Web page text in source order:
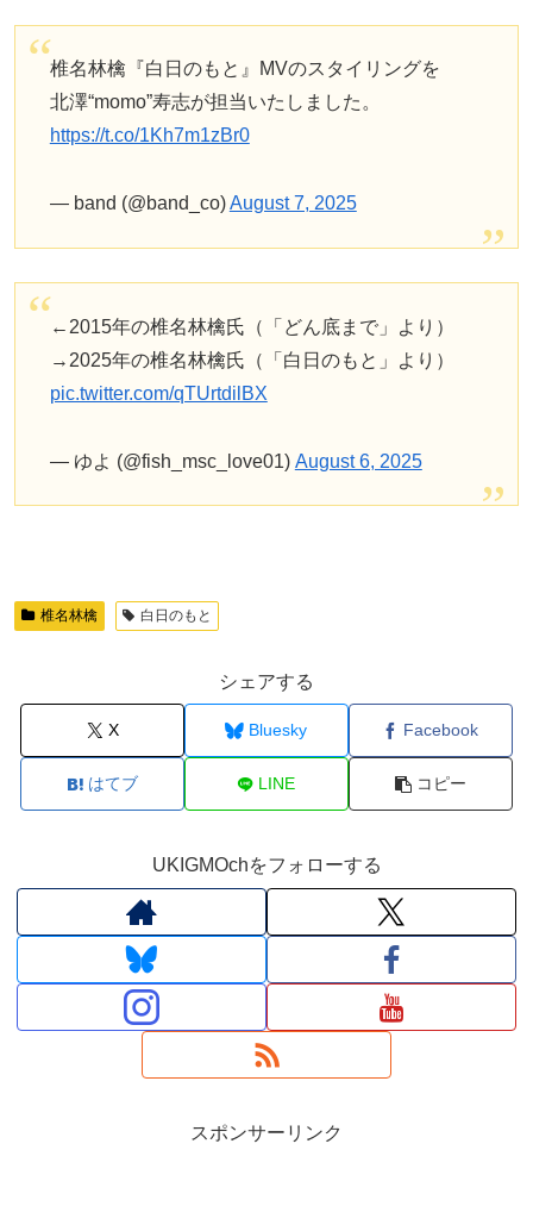
椎名林檎『白日のもと』MVのスタイリングを
北澤“momo”寿志が担当いたしました。
https://t.co/1Kh7m1zBr0
— band (@band_co)August 7, 2025
←2015年の椎名林檎氏（「どん底まで」より）
→2025年の椎名林檎氏（「白日のもと」より）
pic.twitter.com/qTUrtdilBX
— ゆよ (@fish_msc_love01) August 6, 2025
椎名林檎 白日のもと
シェアする
X Bluesky Facebook
はてブ LINE コピー
UKIGMOchをフォローする
スポンサーリンク